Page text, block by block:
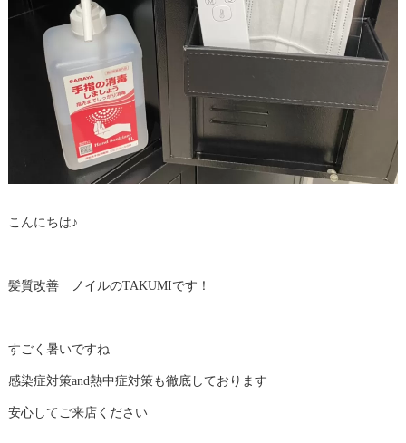
こんにちは♪
髪質改善 ノイルのTAKUMIです！
すごく暑いですね
感染症対策and熱中症対策も徹底しております
安心してご来店ください